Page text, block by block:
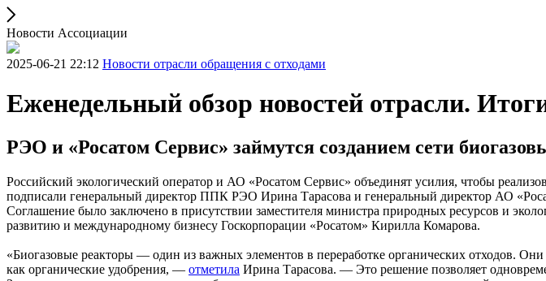
Новости Ассоциации
2025-06-21 22:12 Новости отрасли обращения с отходами
Еженедельный обзор новостей отрасли.
РЭО и «Росатом Сервис» займутся созданием сети
Российский экологический оператор и АО «Росатом Сервис» объединят усилия, чтобы
подписали генеральный директор ППК РЭО Ирина Тарасова и генеральный директор АО
Соглашение было заключено в присутствии заместителя министра природных ресурсов и
развитию и международному бизнесу Госкорпорации «Росатом» Кирилла Комарова.
«Биогазовые реакторы — один из важных элементов в переработке органических отходов.
как органические удобрения, — отметила Ирина Тарасова. — Это решение позволяет